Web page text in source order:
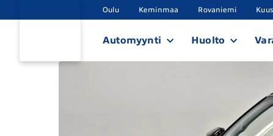
Oulu Keminmaa Rovaniemi
Automyynti Huolto